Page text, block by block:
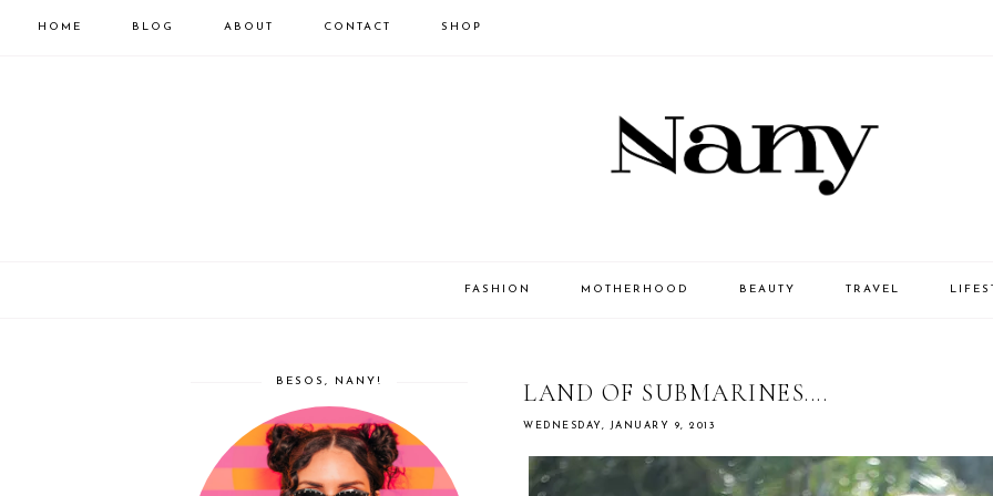
HOME BLOG ABOUT CONTACT SHOP
FASHION MOTHERHOOD BEAUTY TRAVEL
LAND OF SUBMARINES....
WEDNESDAY, JANUARY 9, 2013
BESOS, NANY!